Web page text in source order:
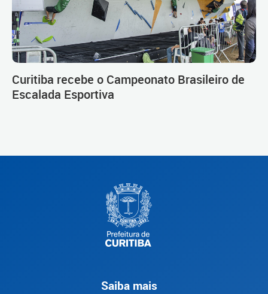
Curitiba recebe o Campeonato Brasileiro de
Escalada Esportiva
Saiba mais